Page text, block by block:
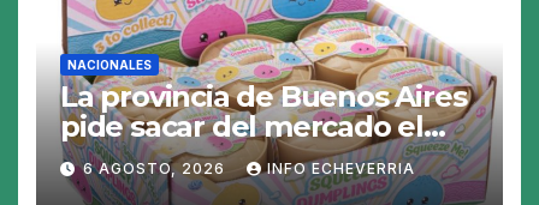
NACIONALES
La provincia de Buenos Aires
pide sacar del mercado el
«Squeezy Dumpling», un
juguete «tóxico»
6 AGOSTO, 2026 INFO ECHEVERRIA